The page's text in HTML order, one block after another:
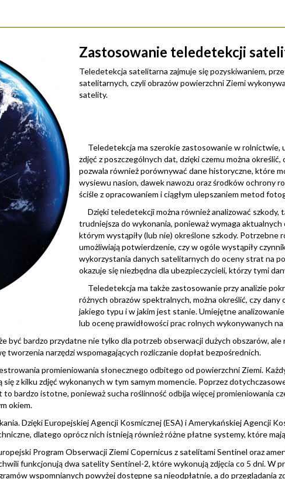
Zastosowanie teledetekcji
Teledetekcja satelitarna zajmuje się pozyskiwaniem,
satelitarnych, czyli obrazów powierzchni Ziemi
satelity.
Teledetekcja ma szerokie zastosowanie w rolnictwie,
zdjęć z poszczególnych dat, dzięki czemu można
pozwala również porównywać dane historyczne, które
wysiewu nasion, dawek nawozu oraz środków ochrony
ściśle z opracowaniem i ciągłym ulepszaniem metod
Dzięki teledetekcji można również analizować szkody,
trudniejsza do wykonania, ponieważ wymaga
którym wystąpiły (lub nie) określone szkody. Potrzebne
umożliwiają potwierdzenie, czy w ogóle wystąpiły
wykorzystania danych satelitarnych do oceny strat na
okazuje się niezbędna dla ubezpieczycieli, którzy tymi
Teledetekcja ma także zastosowanie przy analizie
różnych obrazów spektralnych, można określić, czy
jakiego typu i w jakim jest stanie. Umiejętne
lub ocenę prawidłowości prac rolnych wykonywanych na
bardzo przydatne nie tylko dla potrzeb obserwacji dużych obszarów, ale
narzędzi wspomagających rozliczanie dopłat bezpośrednich.
promieniowania słonecznego odbitego od powierzchni Ziemi.
z kilku zdjęć wykonanych w tym samym momencie. Poprzez
bardzo istotne, ponieważ sucha roślinność odbija więcej promieniowania
okiem.
Dzięki Europejskiej Agencji Kosmicznej (ESA) i Amerykańskiej Agencji
dlatego oprócz nich istnieją również różne płatne systemy, które
Program Obserwacji Ziemi Copernicus z satelitami Sentinel oraz
funkcjonują dwa satelity Sentinel-2, które wykonują zdjęcia co 5 dni. W
wspomnianych powyżej dostępne są nieodpłatnie, a do